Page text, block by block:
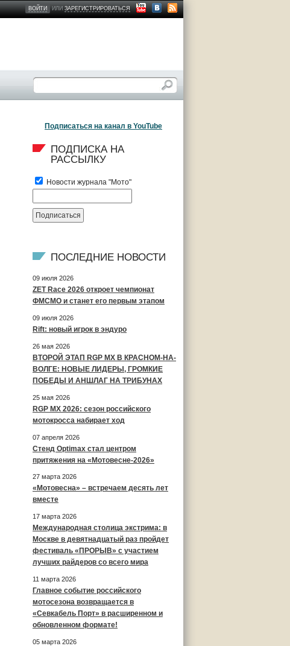
ВОЙТИ ИЛИЗАРЕГИСТРИРОВАТЬСЯ
Подписаться на канал в YouTube
ПОДПИСКА НА
РАССЫЛКУ
Новости журнала "Мото"
ПОСЛЕДНИЕ НОВОСТИ
09 июля 2026
ZET Race 2026 откроет чемпионат
ФМСМО и станет его первым этапом
09 июля 2026
Rift: новый игрок в эндуро
26 мая 2026
ВТОРОЙ ЭТАП RGP MX В КРАСНОМ-НА-
ВОЛГЕ: НОВЫЕ ЛИДЕРЫ, ГРОМКИЕ
ПОБЕДЫ И АНШЛАГ НА ТРИБУНАХ
25 мая 2026
RGP MX 2026: сезон российского
мотокросса набирает ход
07 апреля 2026
Стенд Optimax стал центром
притяжения на «Мотовесне-2026»
27 марта 2026
«Мотовесна» – встречаем десять лет
вместе
17 марта 2026
Международная столица экстрима: в
Москве в девятнадцатый раз пройдет
фестиваль «ПРОРЫВ» с участием
лучших райдеров со всего мира
11 марта 2026
Главное событие российского
мотосезона возвращается в
«Севкабель Порт» в расширенном и
обновленном формате!
05 марта 2026